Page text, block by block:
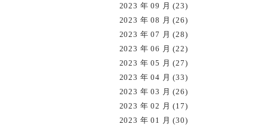
2023 年 09 月 (23)
2023 年 08 月 (26)
2023 年 07 月 (28)
2023 年 06 月 (22)
2023 年 05 月 (27)
2023 年 04 月 (33)
2023 年 03 月 (26)
2023 年 02 月 (17)
2023 年 01 月 (30)